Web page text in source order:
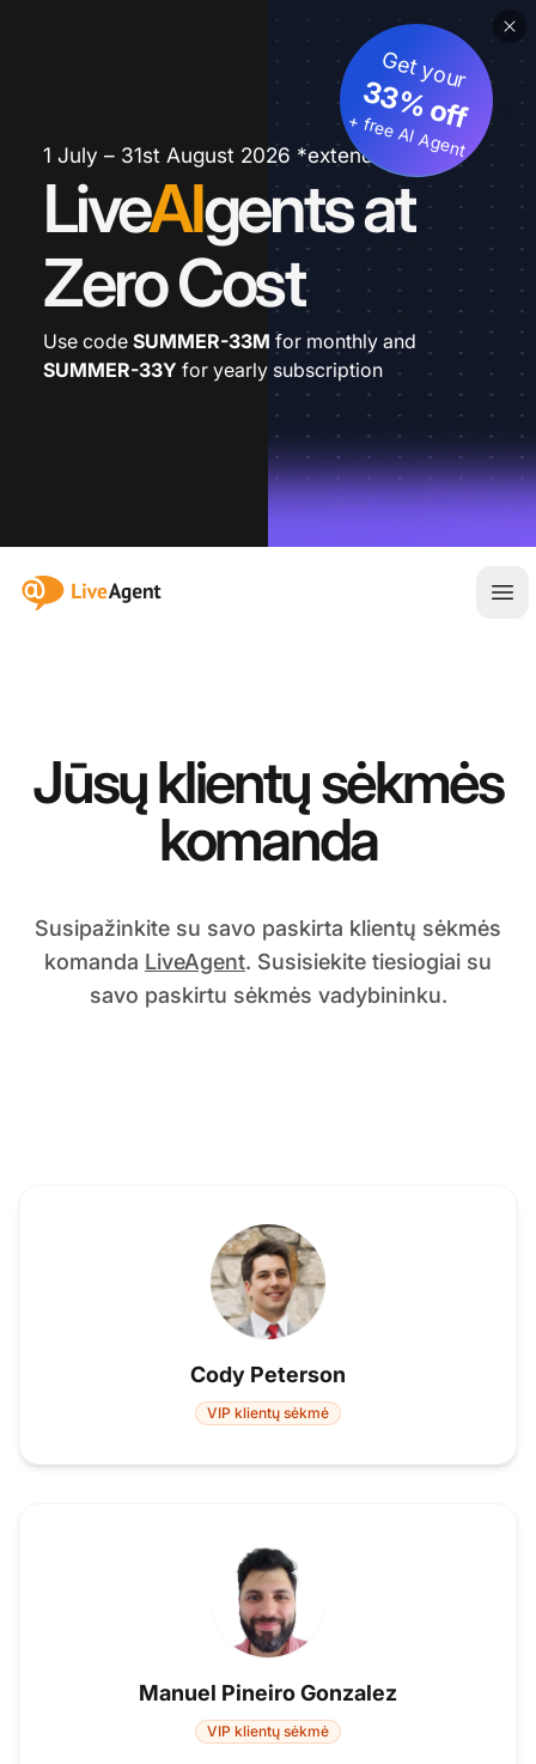
1 July – 31st August 2026 *extended
LiveAIgents at
Zero Cost
Get your
33% off
+ free AI Agent
Use code SUMMER-33M for monthly and
SUMMER-33Y for yearly subscription
:site.title
Jūsų klientų sėkmės
komanda
Susipažinkite su savo paskirta klientų sėkmės
komanda LiveAgent. Susisiekite tiesiogiai su
savo paskirtu sėkmės vadybininku.
Cody Peterson
VIP klientų sėkmė
Manuel Pineiro Gonzalez
VIP klientų sėkmė